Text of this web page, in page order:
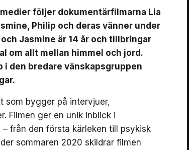
följer dokumentärfilmarna Lia
Philip och deras vänner under
Jasmine är 14 år och tillbringar
om allt mellan himmel och jord.
i den bredare vänskapsgruppen
bygger på intervjuer,
Filmen ger en unik inblick i
från den första kärleken till psykisk
sommaren 2020 skildrar filmen